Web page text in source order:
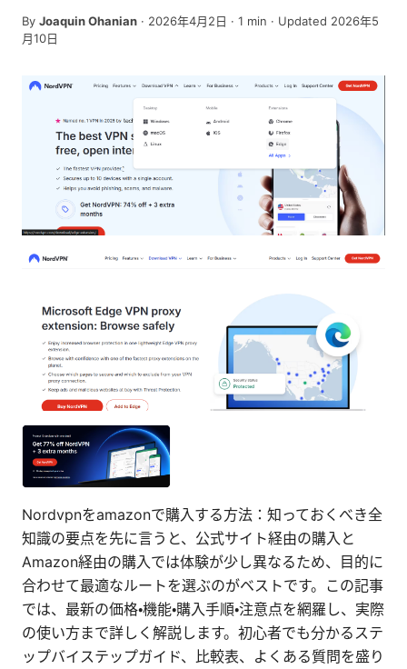
By Joaquin Ohanian · 2026年4月2日 · 1 min · Updated 2026年5
月10日
Nordvpnをamazonで購入する方法：知っておくべき全
知識の要点を先に言うと、公式サイト経由の購入と
Amazon経由の購入では体験が少し異なるため、目的に
合わせて最適なルートを選ぶのがベストです。この記事
では、最新の価格・機能・購入手順・注意点を網羅し、実際
の使い方まで詳しく解説します。初心者でも分かるステ
ップバイステップガイド、比較表、よくある質問を盛り